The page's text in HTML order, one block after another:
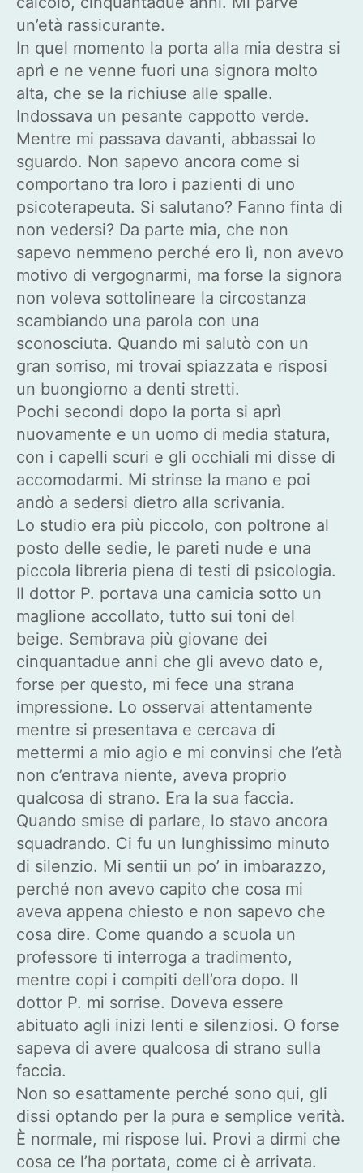
un’età rassicurante.
In quel momento la porta alla mia destra si
aprì e ne venne fuori una signora molto
alta, che se la richiuse alle spalle.
Indossava un pesante cappotto verde.
Mentre mi passava davanti, abbassai lo
sguardo. Non sapevo ancora come si
comportano tra loro i pazienti di uno
psicoterapeuta. Si salutano? Fanno finta di
non vedersi? Da parte mia, che non
sapevo nemmeno perché ero lì, non avevo
motivo di vergognarmi, ma forse la signora
non voleva sottolineare la circostanza
scambiando una parola con una
sconosciuta. Quando mi salutò con un
gran sorriso, mi trovai spiazzata e risposi
un buongiorno a denti stretti.
Pochi secondi dopo la porta si aprì
nuovamente e un uomo di media statura,
con i capelli scuri e gli occhiali mi disse di
accomodarmi. Mi strinse la mano e poi
andò a sedersi dietro alla scrivania.
Lo studio era più piccolo, con poltrone al
posto delle sedie, le pareti nude e una
piccola libreria piena di testi di psicologia.
Il dottor P. portava una camicia sotto un
maglione accollato, tutto sui toni del
beige. Sembrava più giovane dei
cinquantadue anni che gli avevo dato e,
forse per questo, mi fece una strana
impressione. Lo osservai attentamente
mentre si presentava e cercava di
mettermi a mio agio e mi convinsi che l’età
non c’entrava niente, aveva proprio
qualcosa di strano. Era la sua faccia.
Quando smise di parlare, lo stavo ancora
squadrando. Ci fu un lunghissimo minuto
di silenzio. Mi sentii un po’ in imbarazzo,
perché non avevo capito che cosa mi
aveva appena chiesto e non sapevo che
cosa dire. Come quando a scuola un
professore ti interroga a tradimento,
mentre copi i compiti dell’ora dopo. Il
dottor P. mi sorrise. Doveva essere
abituato agli inizi lenti e silenziosi. O forse
sapeva di avere qualcosa di strano sulla
faccia.
Non so esattamente perché sono qui, gli
dissi optando per la pura e semplice verità.
È normale, mi rispose lui. Provi a dirmi che
cosa ce l’ha portata, come ci è arrivata.